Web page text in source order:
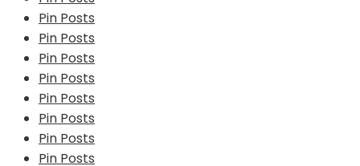
Pin Posts
Pin Posts
Pin Posts
Pin Posts
Pin Posts
Pin Posts
Pin Posts
Pin Posts